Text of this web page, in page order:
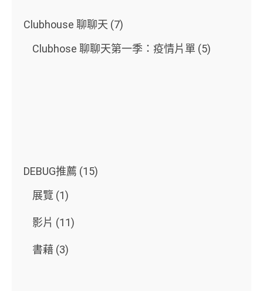
Clubhouse 聊聊天 (7)
Clubhose 聊聊天第一季：疫情片單 (5)
DEBUG推薦 (15)
展覽 (1)
影片 (11)
書藉 (3)